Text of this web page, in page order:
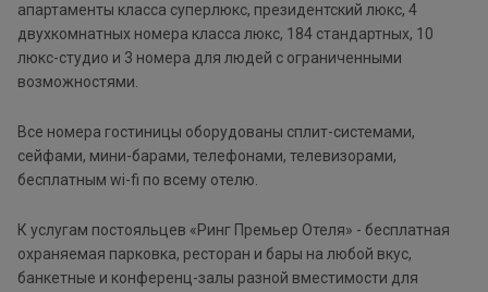
апартаменты класса суперлюкс, президентский люкс, 4
двухкомнатных номера класса люкс, 184 стандартных, 10
люкс-студио и 3 номера для людей с ограниченными
возможностями.
Все номера гостиницы оборудованы сплит-системами,
сейфами, мини-барами, телефонами, телевизорами,
бесплатным wi-fi по всему отелю.
К услугам постояльцев «Ринг Премьер Отеля» - бесплатная
охраняемая парковка, ресторан и бары на любой вкус,
банкетные и конференц-залы разной вместимости для